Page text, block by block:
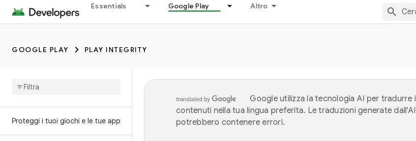
Essentials Google Play Altro
GOOGLE PLAY PLAY INTEGRITY
Proteggi i tuoi giochi e le tue app
Google utilizza la tecnologia AI per tradurre i
contenuti nella tua lingua preferita. Le traduzioni generate dall'AI
potrebbero contenere errori.